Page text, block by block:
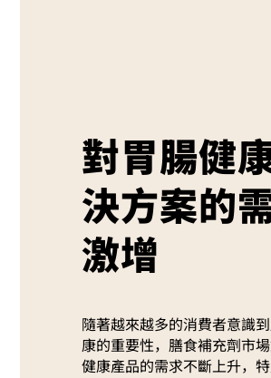
對胃腸健
決方案的
激增
隨著越來越多的消費者意識
康的重要性，膳食補充劑市
健康產品的需求不斷上升，